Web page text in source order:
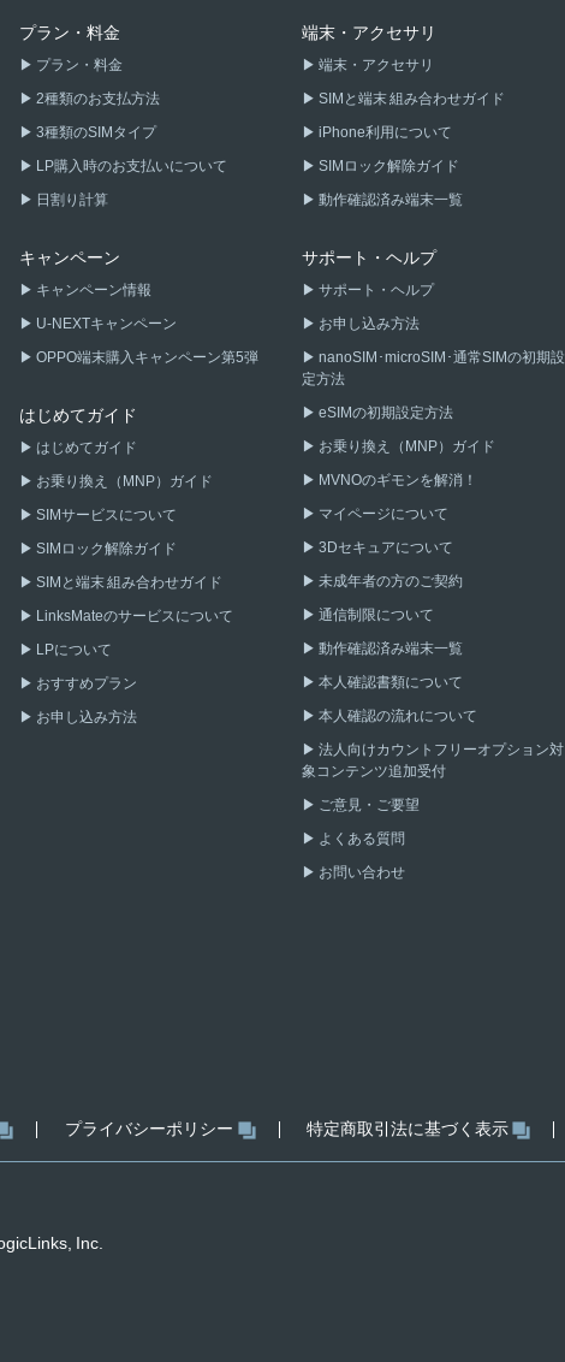
プラン・料金
プラン・料金
2種類のお支払方法
3種類のSIMタイプ
LP購入時のお支払いについて
日割り計算
キャンペーン
キャンペーン情報
U-NEXTキャンペーン
OPPO端末購入キャンペーン第5弾
はじめてガイド
はじめてガイド
お乗り換え（MNP）ガイド
SIMサービスについて
SIMロック解除ガイド
SIMと端末 組み合わせガイド
LinksMateのサービスについて
LPについて
おすすめプラン
お申し込み方法
端末・アクセサリ
端末・アクセサリ
SIMと端末 組み合わせガイド
iPhone利用について
SIMロック解除ガイド
動作確認済み端末一覧
サポート・ヘルプ
サポート・ヘルプ
お申し込み方法
nanoSIM･microSIM･通常SIMの初期設
定方法
eSIMの初期設定方法
お乗り換え（MNP）ガイド
MVNOのギモンを解消！
マイページについて
3Dセキュアについて
未成年者の方のご契約
通信制限について
動作確認済み端末一覧
本人確認書類について
本人確認の流れについて
法人向けカウントフリーオプション対
象コンテンツ追加受付
ご意見・ご要望
よくある質問
お問い合わせ
プライバシーポリシー 特定商取引法に基づく表示
Inc.